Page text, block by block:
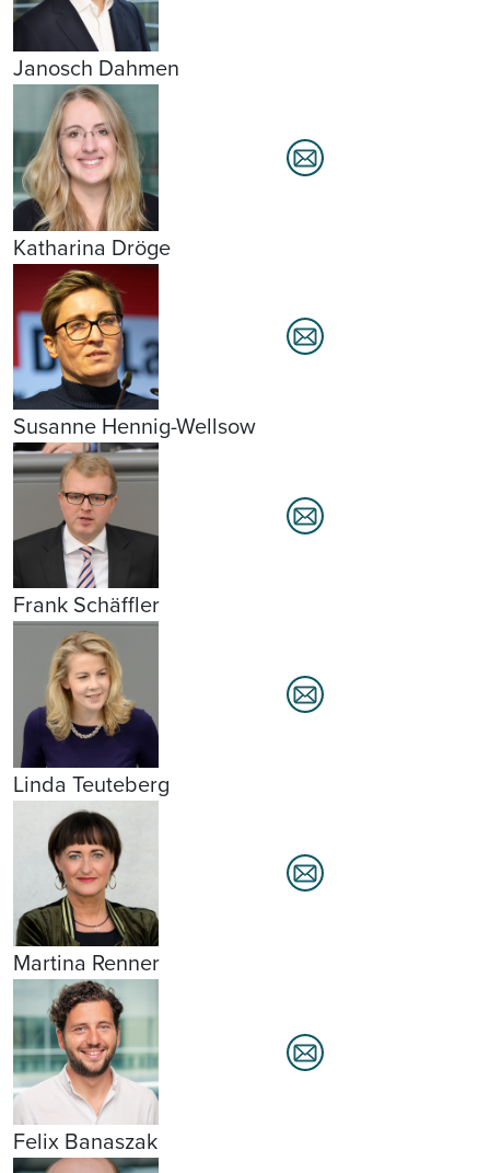
Janosch Dahmen
Katharina Dröge
Susanne Hennig-Wellsow
Frank Schäffler
Linda Teuteberg
Martina Renner
Felix Banaszak